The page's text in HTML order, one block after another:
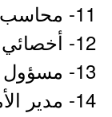
11- محاسب أول.
12- أخصائي إدارة التدريب.
13- مسؤول الاتصال الأمني.
14- مدير الأمن.